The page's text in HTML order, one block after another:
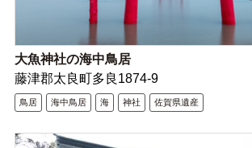
大魚神社の海中鳥居
藤津郡太良町多良1874-9
鳥居 海中鳥居 海 神社 佐賀県遺産